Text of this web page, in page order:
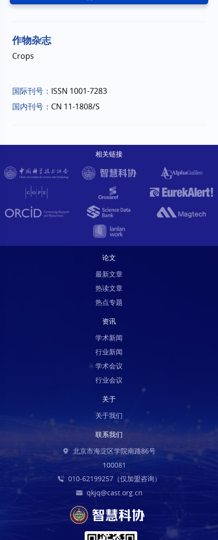
作物杂志
Crops
国际刊号： ISSN 1001-7283
国内刊号： CN 11-1808/S
相关链接
论文
最新文章
热读文章
热点专题
资讯
学术新闻
行业新闻
学术会议
行业会议
关于
关于我们
联系我们
北京市海淀区学院南路86号
100081
010-62199257（仅加盟咨询）
qkjq@cast.org.cn